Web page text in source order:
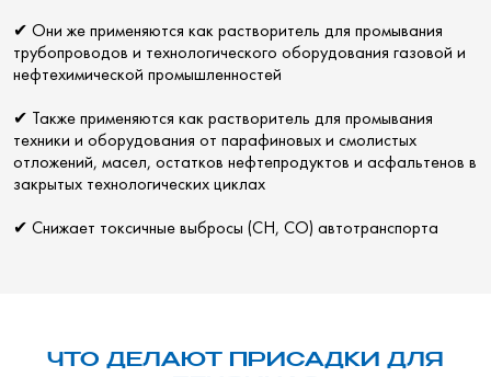
✔ Они же применяются как растворитель для промывания
трубопроводов и технологического оборудования газовой и
нефтехимической промышленностей
✔ Также применяются как растворитель для промывания
техники и оборудования от парафиновых и смолистых
отложений, масел, остатков нефтепродуктов и асфальтенов в
закрытых технологических циклах
✔ Снижает токсичные выбросы (СН, СО) автотранспорта
ЧТО ДЕЛАЮТ ПРИСАДКИ ДЛЯ